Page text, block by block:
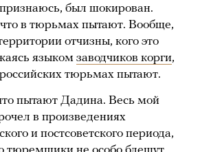
был шокирован.
в тюрьмах пытают. Вообще,
отчизны, кого это
языком заводчиков корги,
тюрьмах пытают.
пытают Дадина. Весь мой
в произведениях
и постсоветского периода,